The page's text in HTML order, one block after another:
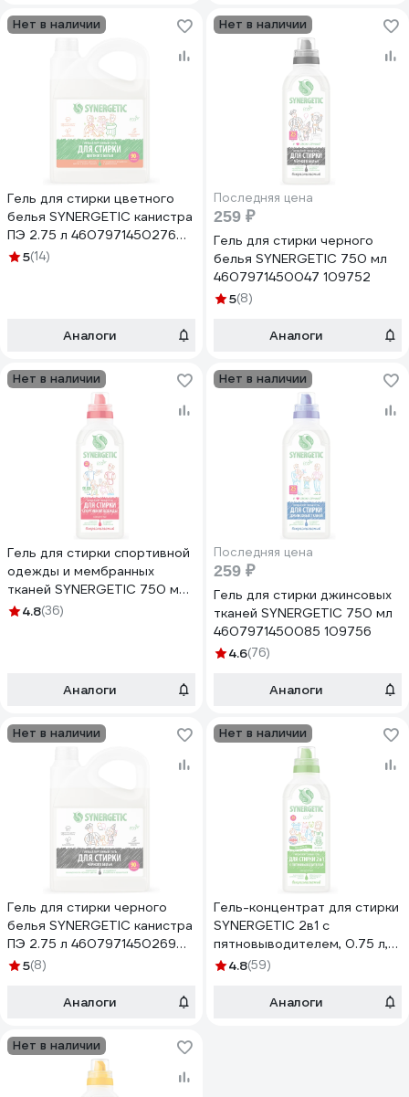
Нет в наличии
Гель для стирки цветного
белья SYNERGETIC канистра
ПЭ 2.75 л 4607971450276
109801
5(14)
Аналоги
Нет в наличии
Последняя цена
259 ₽
Гель для стирки черного
белья SYNERGETIC 750 мл
4607971450047 109752
5(8)
Аналоги
Нет в наличии
Гель для стирки спортивной
одежды и мембранных
тканей SYNERGETIC 750 мл
4607971450078 109755
4.8(36)
Аналоги
Нет в наличии
Последняя цена
259 ₽
Гель для стирки джинсовых
тканей SYNERGETIC 750 мл
4607971450085 109756
4.6(76)
Аналоги
Нет в наличии
Гель для стирки черного
белья SYNERGETIC канистра
ПЭ 2.75 л 4607971450269
109800
5(8)
Аналоги
Нет в наличии
Гель-концентрат для стирки
SYNERGETIC 2в1 с
пятновыводителем, 0.75 л,
25 стирок 109802
4.8(59)
Аналоги
Нет в наличии